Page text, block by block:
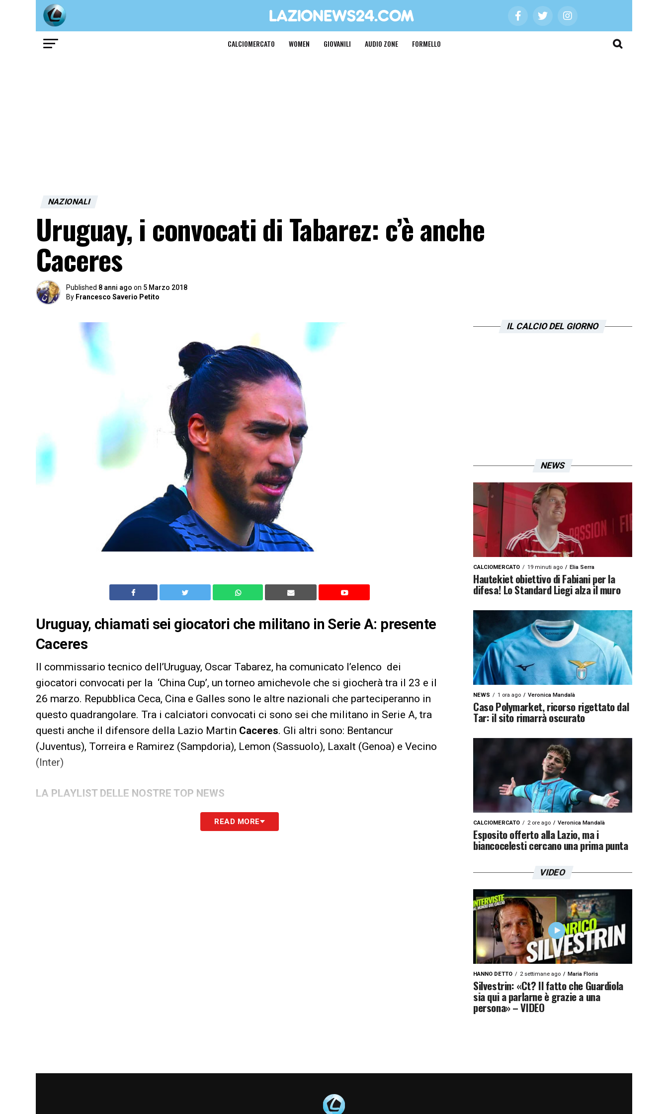
CALCIOMERCATO WOMEN GIOVANILI AUDIO ZONE FORMELLO
NAZIONALI
Uruguay, i convocati di Tabarez: c’è anche
Caceres
Published 8 anni ago on 5 Marzo 2018
By Francesco Saverio Petito
Uruguay, chiamati sei giocatori che militano in Serie A: presente
Caceres
Il commissario tecnico dell’Uruguay, Oscar Tabarez, ha comunicato l’elenco dei
giocatori convocati per la ‘China Cup’, un torneo amichevole che si giocherà tra il 23 e il
26 marzo. Repubblica Ceca, Cina e Galles sono le altre nazionali che parteciperanno in
questo quadrangolare. Tra i calciatori convocati ci sono sei che militano in Serie A, tra
questi anche il difensore della Lazio Martin Caceres. Gli altri sono: Bentancur
(Juventus), Torreira e Ramirez (Sampdoria), Lemon (Sassuolo), Laxalt (Genoa) e Vecino
(Inter)
LA PLAYLIST DELLE NOSTRE TOP NEWS
READ MORE
IL CALCIO DEL GIORNO
NEWS
CALCIOMERCATO 19 minuti ago Elia Serra
Hautekiet obiettivo di Fabiani per la
difesa! Lo Standard Liegi alza il muro
NEWS 1 ora ago Veronica Mandalà
Caso Polymarket, ricorso rigettato dal
Tar: il sito rimarrà oscurato
CALCIOMERCATO 2 ore ago Veronica Mandalà
Esposito offerto alla Lazio, ma i
biancocelesti cercano una prima punta
VIDEO
HANNO DETTO 2 settimane ago Maria Floris
Silvestrin: «Ct? Il fatto che Guardiola
sia qui a parlarne è grazie a una
persona» – VIDEO